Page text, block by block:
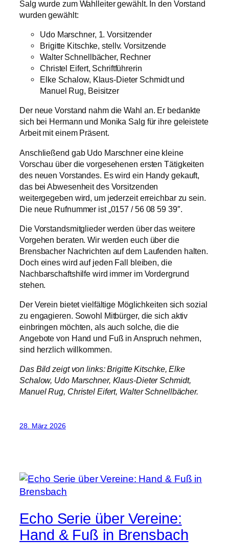
Salg wurde zum Wahlleiter gewählt. In den Vorstand
wurden gewählt:
Udo Marschner, 1. Vorsitzender
Brigitte Kitschke, stellv. Vorsitzende
Walter Schnellbächer, Rechner
Christel Eifert, Schriftführerin
Elke Schalow, Klaus-Dieter Schmidt und
Manuel Rug, Beisitzer
Der neue Vorstand nahm die Wahl an. Er bedankte
sich bei Hermann und Monika Salg für ihre geleistete
Arbeit mit einem Präsent.
Anschließend gab Udo Marschner eine kleine
Vorschau über die vorgesehenen ersten Tätigkeiten
des neuen Vorstandes. Es wird ein Handy gekauft,
das bei Abwesenheit des Vorsitzenden
weitergegeben wird, um jederzeit erreichbar zu sein.
Die neue Rufnummer ist „0157 / 56 08 59 39″.
Die Vorstandsmitglieder werden über das weitere
Vorgehen beraten. Wir werden euch über die
Brensbacher Nachrichten auf dem Laufenden halten.
Doch eines wird auf jeden Fall bleiben, die
Nachbarschaftshilfe wird immer im Vordergrund
stehen.
Der Verein bietet vielfältige Möglichkeiten sich sozial
zu engagieren. Sowohl Mitbürger, die sich aktiv
einbringen möchten, als auch solche, die die
Angebote von Hand und Fuß in Anspruch nehmen,
sind herzlich willkommen.
Das Bild zeigt von links: Brigitte Kitschke, Elke
Schalow, Udo Marschner, Klaus-Dieter Schmidt,
Manuel Rug, Christel Eifert, Walter Schnellbächer.
28. März 2026
Echo Serie über Vereine:
Hand & Fuß in Brensbach